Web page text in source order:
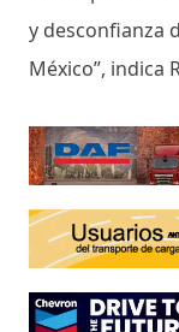
y desconfianza
México”, indica